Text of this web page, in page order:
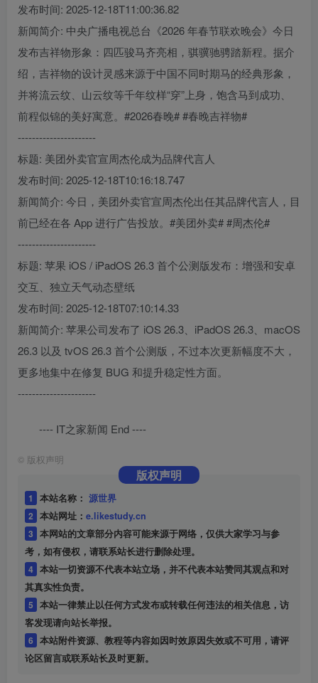
发布时间: 2025-12-18T11:00:36.82
新闻简介: 中央广播电视总台《2026 年春节联欢晚会》今日
发布吉祥物形象：四匹骏马齐亮相，骐骥驰骋踏新程。据介
绍，吉祥物的设计灵感来源于中国不同时期马的经典形象，
并将流云纹、山云纹等千年纹样“穿”上身，饱含马到成功、
前程似锦的美好寓意。#2026春晚# #春晚吉祥物#
----------------------
标题: 美团外卖官宣周杰伦成为品牌代言人
发布时间: 2025-12-18T10:16:18.747
新闻简介: 今日，美团外卖官宣周杰伦出任其品牌代言人，目
前已经在各 App 进行广告投放。#美团外卖# #周杰伦#
----------------------
标题: 苹果 iOS / iPadOS 26.3 首个公测版发布：增强和安卓
交互、独立天气动态壁纸
发布时间: 2025-12-18T07:10:14.33
新闻简介: 苹果公司发布了 iOS 26.3、iPadOS 26.3、macOS
26.3 以及 tvOS 26.3 首个公测版，不过本次更新幅度不大，
更多地集中在修复 BUG 和提升稳定性方面。
----------------------
---- IT之家新闻 End ----
© 版权声明
版权声明
1 本站名称： 源世界
2 本站网址： e.likestudy.cn
3 本网站的文章部分内容可能来源于网络，仅供大家学习与参
考，如有侵权，请联系站长进行删除处理。
4 本站一切资源不代表本站立场，并不代表本站赞同其观点和对
其真实性负责。
5 本站一律禁止以任何方式发布或转载任何违法的相关信息，访
客发现请向站长举报。
6 本站附件资源、教程等内容如因时效原因失效或不可用，请评
论区留言或联系站长及时更新。